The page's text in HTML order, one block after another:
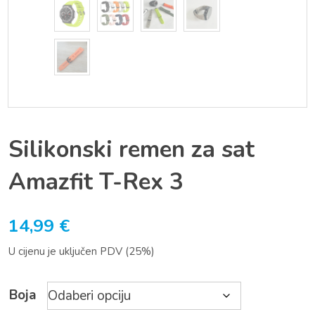
Silikonski remen za sat
Amazfit T-Rex 3
14,99 €
U cijenu je uključen PDV (25%)
Boja